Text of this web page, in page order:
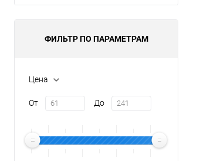
ФИЛЬТР ПО ПАРАМЕТРАМ
Цена
От До